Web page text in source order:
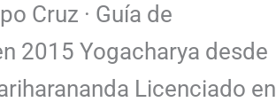
Cruz · Guía de
2015 Yogacharya desde
Licenciado en